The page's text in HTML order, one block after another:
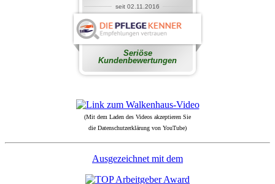
(Mit dem Laden des Videos akzeptieren Sie
die Datenschutzerklärung von YouTube)
Ausgezeichnet mit dem